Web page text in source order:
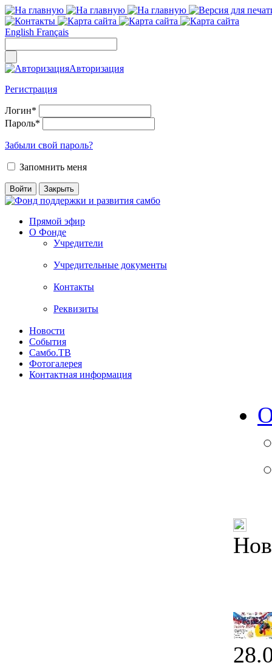
English Français
Авторизация
Регистрация
Логин*
Пароль*
Забыли свой пароль?
Запомнить меня
Прямой эфир
О Фонде
Учредители
Учредительные документы
Контакты
Реквизиты
Новости
События
Самбо.ТВ
Фотогалерея
Контактная информация